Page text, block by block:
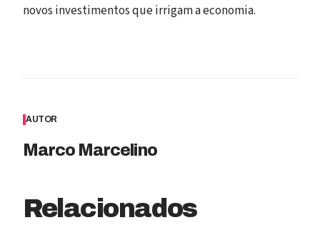
novos investimentos que irrigam a economia.
AUTOR
Marco Marcelino
Relacionados